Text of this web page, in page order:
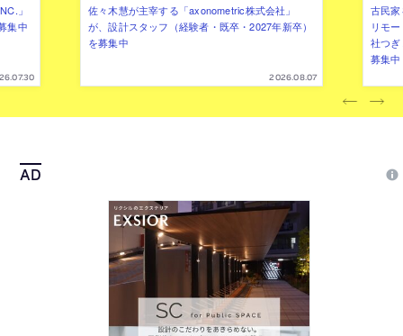
」
集中
佐々木慧が主宰する「axonometric株式会社」
が、設計スタッフ（経験者・既卒・2027年新卒）
を募集中
2026.08.07
古民
リモ
社つ
募集中